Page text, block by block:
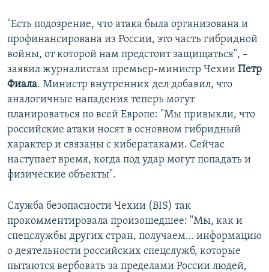
"Есть подозрение, что атака была организована и
профинансирована из России, это часть гибридной
войны, от которой нам предстоит защищаться", –
заявил журналистам премьер-министр Чехии Петр
Фиала. Министр внутренних дел добавил, что
аналогичные нападения теперь могут
планироваться по всей Европе: "Мы привыкли, что
российские атаки носят в основном гибридный
характер и связаны с кибератаками. Сейчас
наступает время, когда под удар могут попадать и
физические объекты".
Служба безопасности Чехии (BIS) так
прокомментировала произошедшее: "Мы, как и
спецслужбы других стран, получаем… информацию
о деятельности российских спецслужб, которые
пытаются вербовать за пределами России людей,